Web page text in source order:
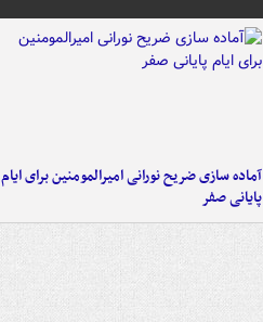
آماده سازی ضریح نورانی امیرالمومنین برای ایام
پایانی صفر